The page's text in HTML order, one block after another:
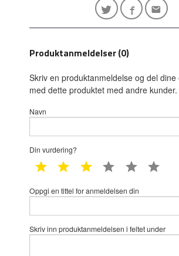
Produktanmeldelser (0)
Skriv en produktanmeldelse og del
med dette produktet med andre kunder.
Navn
Din vurdering?
1 star 2 star 3 star 4 star 5 star
Oppgi en tittel for anmeldelsen din
Skriv inn produktanmeldelsen i feltet under